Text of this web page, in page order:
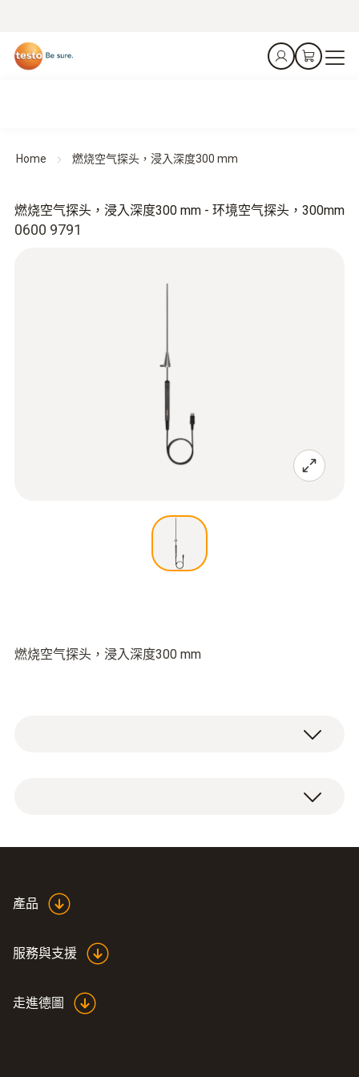
Home 燃烧空气探头，浸入深度300 mm
0600 9791
燃烧空气探头，浸入深度300 mm - 环境空气探头，300mm
燃烧空气探头，浸入深度300 mm
電纜長度
1.5
探針套管長度
產品
服務與支援
走進德圖